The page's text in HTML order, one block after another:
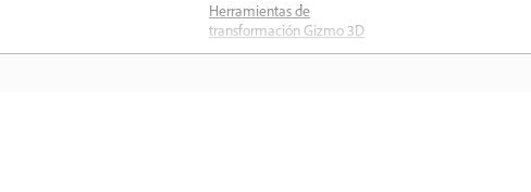
Herramientas de
transformación Gizmo 3D